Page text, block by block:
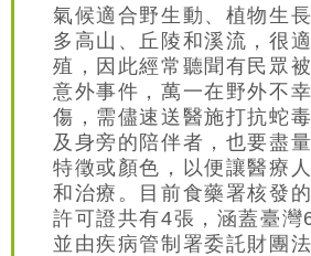
氣候適合野生動、植物生
多高山、丘陵和溪流，很
殖，因此經常聽聞有民眾
意外事件，萬一在野外不
傷，需儘速送醫施打抗蛇
及身旁的陪伴者，也要盡
特徵或顏色，以便讓醫療
和治療。目前食藥署核發
許可證共有4張，涵蓋臺灣
並由疾病管制署委託財團